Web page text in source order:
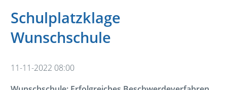
Schulplatzklage
Wunschschule
11-11-2022 08:00